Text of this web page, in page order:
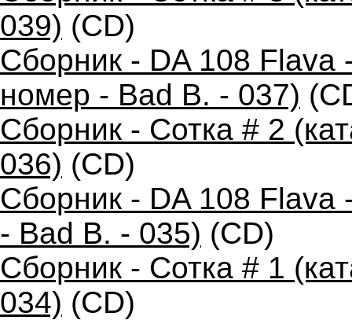
039) (CD)
Сборник - DA 108
номер - Bad B. - 037)
Сборник - Сотка # 2
036) (CD)
Сборник - DA 108
- Bad B. - 035) (CD)
Сборник - Сотка # 1
034) (CD)